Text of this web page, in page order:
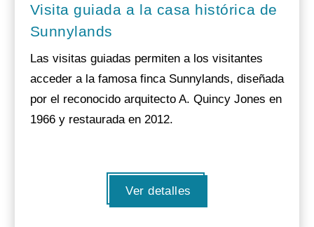
Visita guiada a la casa histórica de
Sunnylands
Las visitas guiadas permiten a los visitantes
acceder a la famosa finca Sunnylands, diseñada
por el reconocido arquitecto A. Quincy Jones en
1966 y restaurada en 2012.
Ver detalles